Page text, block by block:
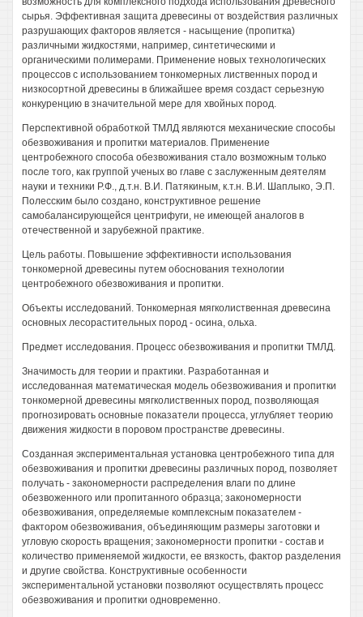
сырья. Эффективная защита древесины от воздействия различных
разрушающих факторов является - насыщение (пропитка)
различными жидкостями, например, синтетическими и
органическими полимерами. Применение новых технологических
процессов с использованием тонкомерных лиственных пород и
низкосортной древесины в ближайшее время создаст серьезную
конкуренцию в значительной мере для хвойных пород.
Перспективной обработкой ТМЛД являются механические способы
обезвоживания и пропитки материалов. Применение
центробежного способа обезвоживания стало возможным только
после того, как группой ученых во главе с заслуженным деятелям
науки и техники Р.Ф., д.т.н. В.И. Патякиным, к.т.н. В.И. Шаплыко, Э.П.
Полесским было создано, конструктивное решение
самобалансирующейся центрифуги, не имеющей аналогов в
отечественной и зарубежной практике.
Цель работы. Повышение эффективности использования
тонкомерной древесины путем обоснования технологии
центробежного обезвоживания и пропитки.
Объекты исследований. Тонкомерная мягколиственная древесина
основных лесорастительных пород - осина, ольха.
Предмет исследования. Процесс обезвоживания и пропитки ТМЛД.
Значимость для теории и практики. Разработанная и
исследованная математическая модель обезвоживания и пропитки
тонкомерной древесины мягколиственных пород, позволяющая
прогнозировать основные показатели процесса, углубляет теорию
движения жидкости в поровом пространстве древесины.
Созданная экспериментальная установка центробежного типа для
обезвоживания и пропитки древесины различных пород, позволяет
получать - закономерности распределения влаги по длине
обезвоженного или пропитанного образца; закономерности
обезвоживания, определяемые комплексным показателем -
фактором обезвоживания, объединяющим размеры заготовки и
угловую скорость вращения; закономерности пропитки - состав и
количество применяемой жидкости, ее вязкость, фактор разделения
и другие свойства. Конструктивные особенности
экспериментальной установки позволяют осуществлять процесс
обезвоживания и пропитки одновременно.